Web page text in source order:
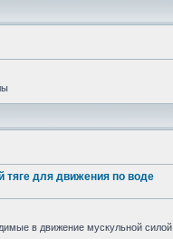
тяге для движения по воде
в движение мускульной силой